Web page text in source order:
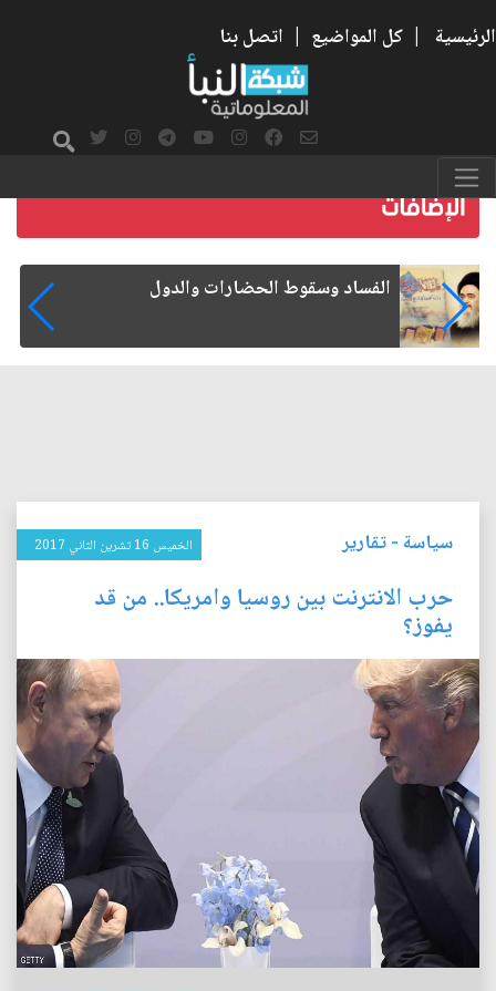
الرئيسية | كل المواضيع | اتصل بنا
رواتب الموظفين على صفيح ساخن
سياسة-تقارير الخميس 16 تشرين الثاني 2017
حرب الانترنت بين روسيا وامريكا.. من قد
يفوز؟